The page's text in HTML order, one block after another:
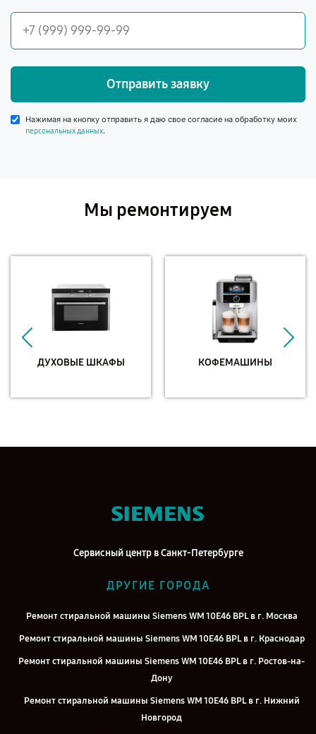
Отправить заявку
Нажимая на кнопку отправить я даю свое согласие на обработку моих
персональных данных.
Мы ремонтируем
ДУХОВЫЕ ШКАФЫ КОФЕМАШИНЫ
Сервисный центр в Санкт-Петербурге
ДРУГИЕ ГОРОДА
Ремонт стиральной машины Siemens WM 10E46 BPL в г. Москва
Ремонт стиральной машины Siemens WM 10E46 BPL в г. Краснодар
Ремонт стиральной машины Siemens WM 10E46 BPL в г. Ростов-на-
Дону
Ремонт стиральной машины Siemens WM 10E46 BPL в г. Нижний
Новгород